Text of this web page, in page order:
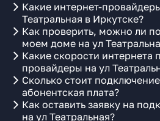
Какие интернет-
Театральная в Иркутске?
Как проверить, можно ли
моем доме на ул
Какие скорости интернета
провайдеры на ул
Сколько стоит
абонентская плата?
Как оставить заявку на
на ул Театральная?